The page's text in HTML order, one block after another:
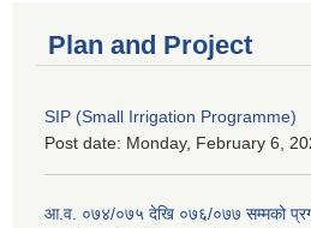
Plan and Project
SIP (Small Irrigation Programme)
Post date: Monday, February 6,
आ.व. ०७४/०७५ देखि ०७६/०७७ सम्मको